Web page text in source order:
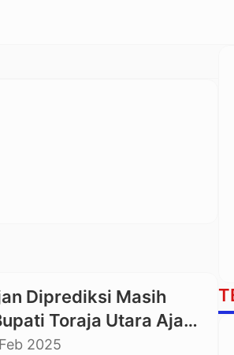
Diprediksi Masih
Toraja Utara Ajak
Bahu-Membahu
2025